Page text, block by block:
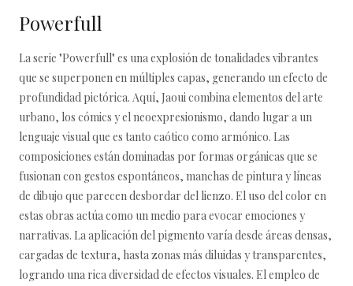
Powerfull
La serie "Powerfull" es una explosión de tonalidades vibrantes
que se superponen en múltiples capas, generando un efecto de
profundidad pictórica. Aquí, Jaoui combina elementos del arte
urbano, los cómics y el neoexpresionismo, dando lugar a un
lenguaje visual que es tanto caótico como armónico. Las
composiciones están dominadas por formas orgánicas que se
fusionan con gestos espontáneos, manchas de pintura y líneas
de dibujo que parecen desbordar del lienzo. El uso del color en
estas obras actúa como un medio para evocar emociones y
narrativas. La aplicación del pigmento varía desde áreas densas,
cargadas de textura, hasta zonas más diluidas y transparentes,
logrando una rica diversidad de efectos visuales. El empleo de